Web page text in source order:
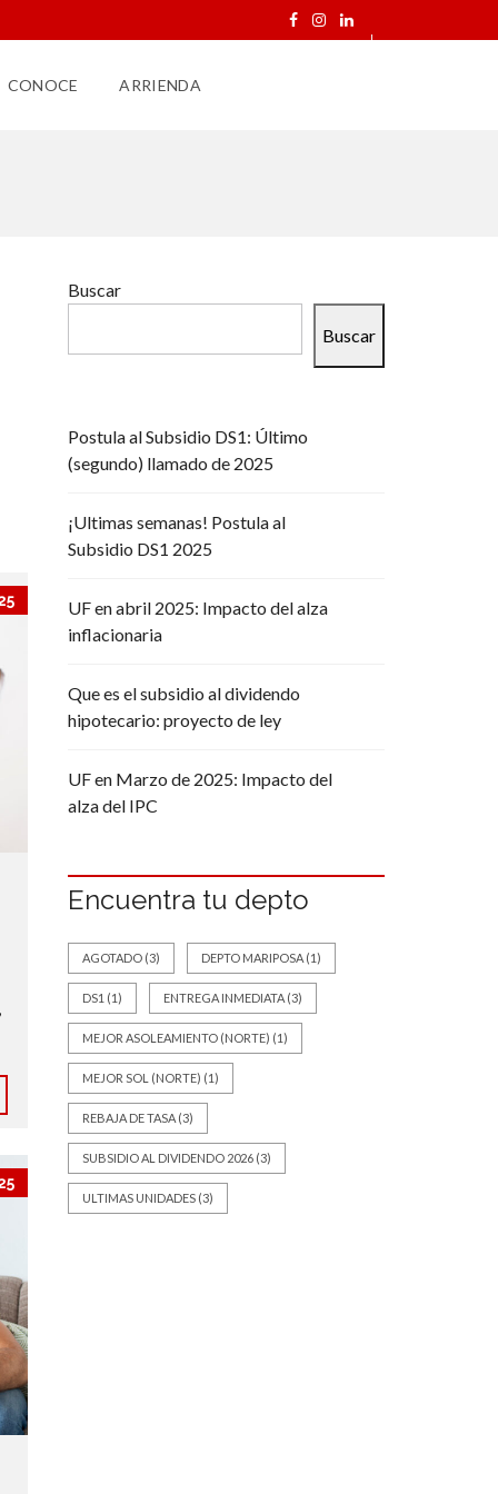
CONOCE ARRIENDA
Buscar
Buscar
Postula al Subsidio DS1: Último
(segundo) llamado de 2025
¡Ultimas semanas! Postula al
Subsidio DS1 2025
UF en abril 2025: Impacto del alza
inflacionaria
Que es el subsidio al dividendo
hipotecario: proyecto de ley
UF en Marzo de 2025: Impacto del
alza del IPC
Encuentra tu depto
AGOTADO (3) DEPTO MARIPOSA (1)
DS1 (1) ENTREGA INMEDIATA (3)
MEJOR ASOLEAMIENTO (NORTE) (1)
MEJOR SOL (NORTE) (1)
REBAJA DE TASA (3)
SUBSIDIO AL DIVIDENDO 2026 (3)
ULTIMAS UNIDADES (3)